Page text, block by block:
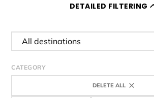
DETAILED FILTERING
Filter destination
CATEGORY
DELETE ALL